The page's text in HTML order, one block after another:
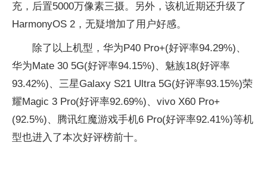
充，后置5000万像素三摄。另外，该机近期还升级了
HarmonyOS 2，无疑增加了用户好感。
除了以上机型，华为P40 Pro+(好评率94.29%)、
华为Mate 30 5G(好评率94.15%)、魅族18(好评率
93.42%)、三星Galaxy S21 Ultra 5G(好评率93.15%)荣
耀Magic 3 Pro(好评率92.69%)、vivo X60 Pro+
(92.5%)、腾讯红魔游戏手机6 Pro(好评率92.41%)等机
型也进入了本次好评榜前十。